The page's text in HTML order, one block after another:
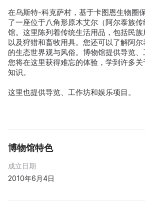
在乌斯特-科克萨村，基于卡图恩生物圈
了一座位于八角形原木艾尔（阿尔泰族
馆。这里陈列着传统生活用品，包括民族
以及狩猎和畜牧用具。您还可以了解阿
的生态世界观与风俗。博物馆提供导览、
您将在这里获得难忘的体验，学到许多
知识。
这里也提供导览、工作坊和娱乐项目。
博物馆特色
成立日期
2010年6月4日